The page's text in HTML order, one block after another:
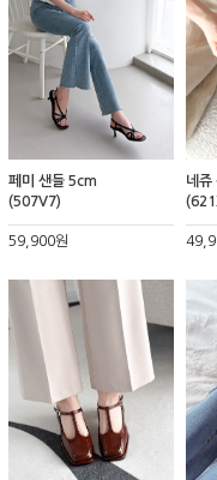
페미 샌들 5cm
(507V7)
59,900원
네쥬